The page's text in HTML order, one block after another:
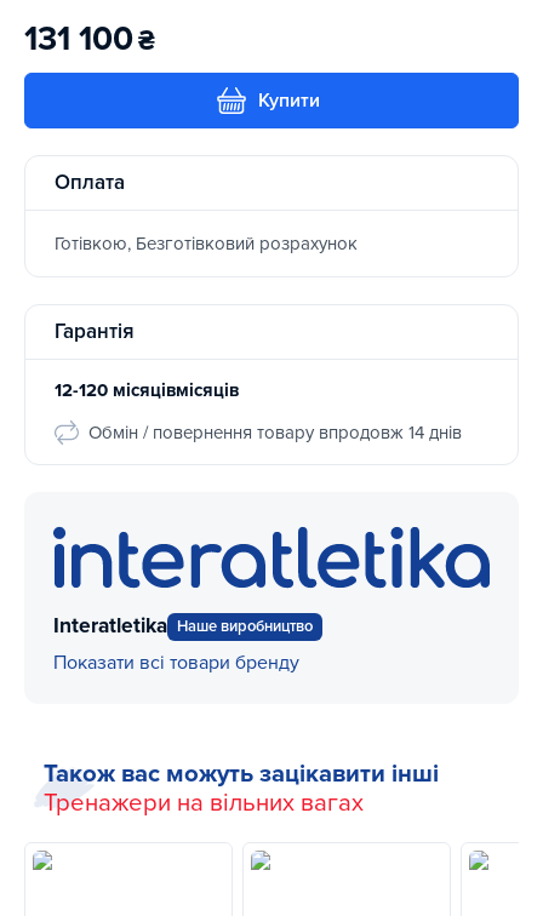
131 100₴
Купити
Оплата
Готівкою, Безготівковий розрахунок
Гарантія
12-120 місяцівмісяців
Обмін / повернення товару впродовж 14 днів
Interatletika Наше виробництво
Показати всі товари бренду
Також вас можуть зацікавити інші
Тренажери на вільних вагах